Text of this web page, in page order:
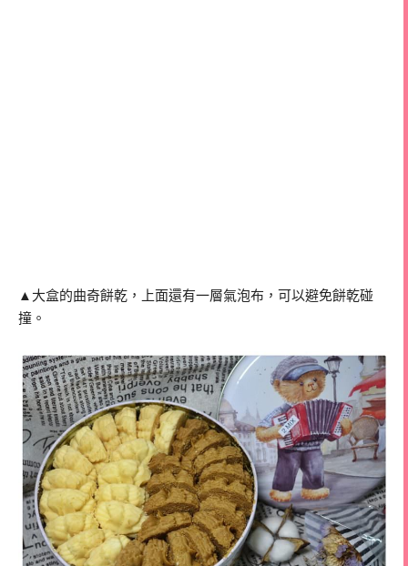
▲大盒的曲奇餅乾，上面還有一層氣泡布，可以避免餅乾碰
撞。